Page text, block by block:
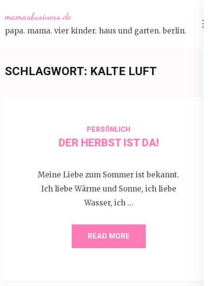
to
content
mamasbusiness.de
papa. mama. vier kinder. haus und garten. berlin.
SCHLAGWORT: KALTE LUFT
PERSÖNLICH
DER HERBST IST DA!
Meine Liebe zum Sommer ist bekannt.
Ich liebe Wärme und Sonne, ich liebe
Wasser, ich …
READ MORE